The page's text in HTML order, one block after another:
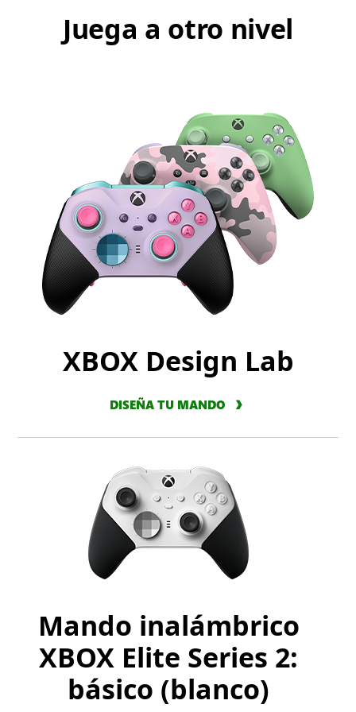
Juega a otro nivel
XBOX Design Lab
DISEÑA TU MANDO
Mando inalámbrico
XBOX Elite Series 2:
básico (blanco)